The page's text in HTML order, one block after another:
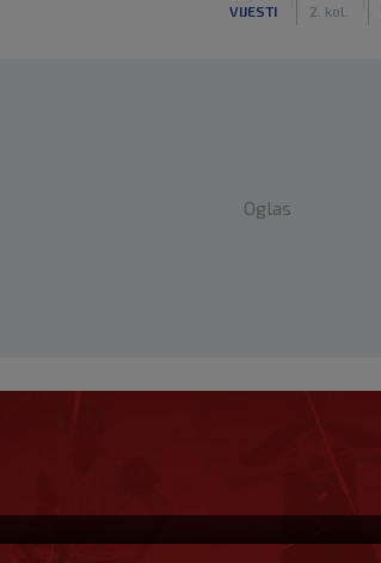
VIJESTI 2. kol.
Oglas
šest godina